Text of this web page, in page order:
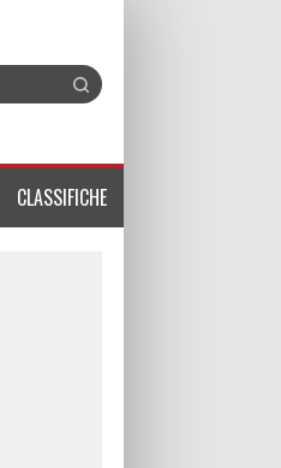
CLASSIFICHE